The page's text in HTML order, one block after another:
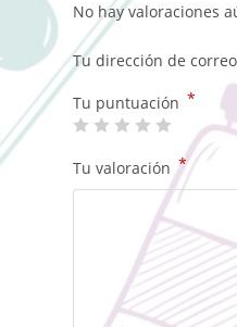
No hay valoraciones
Tu dirección de
Tu puntuación *
Tu valoración *